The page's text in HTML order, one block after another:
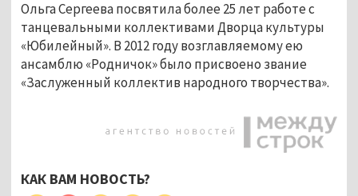
Ольга Сергеева посвятила более 25 лет работе с
танцевальными коллективами Дворца культуры
«Юбилейный». В 2012 году возглавляемому ею
ансамблю «Родничок» было присвоено звание
«Заслуженный коллектив народного творчества».
КАК ВАМ НОВОСТЬ?